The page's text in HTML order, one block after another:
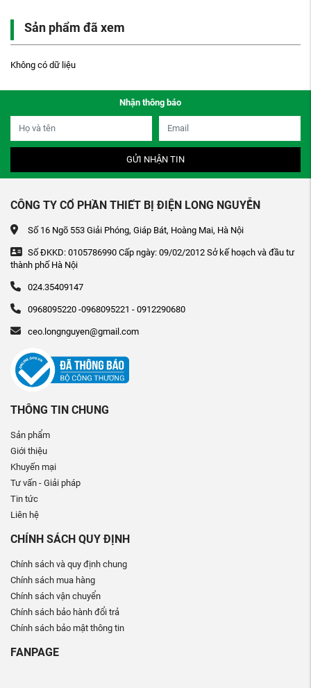
Sản phẩm đã xem
Không có dữ liệu
Nhận thông báo
GỬI NHẬN TIN
CÔNG TY CỔ PHẦN THIẾT BỊ ĐIỆN LONG NGUYỄN
Số 16 Ngõ 553 Giải Phóng, Giáp Bát, Hoàng Mai, Hà Nội
Số ĐKKD: 0105786990 Cấp ngày: 09/02/2012 Sở kế hoạch và đầu tư
thành phố Hà Nội
024.35409147
0968095220 -0968095221 - 0912290680
ceo.longnguyen@gmail.com
THÔNG TIN CHUNG
Sản phẩm
Giới thiệu
Khuyến mại
Tư vấn - Giải pháp
Tin tức
Liên hệ
CHÍNH SÁCH QUY ĐỊNH
Chính sách và quy định chung
Chính sách mua hàng
Chính sách vận chuyển
Chính sách bảo hành đổi trả
Chính sách bảo mật thông tin
FANPAGE